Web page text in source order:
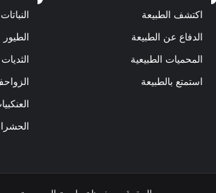
اكتشف الطبيعة
الدفاع عن الطبيعة
المحميات الطبيعية
استمتع بالطبيعة
النباتات
الطيور
الثديات